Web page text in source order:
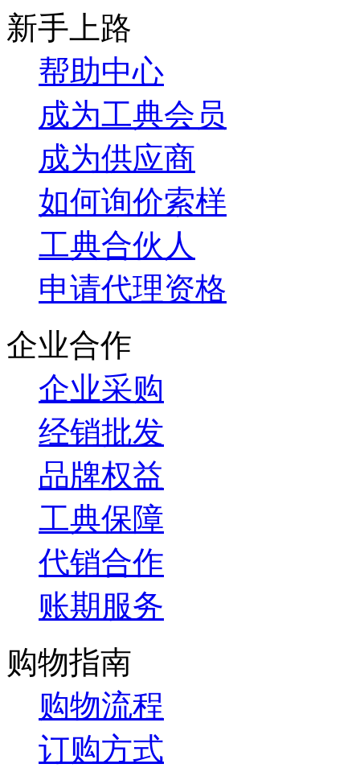
新手上路
帮助中心
成为工典会员
成为供应商
如何询价索样
工典合伙人
申请代理资格
企业合作
企业采购
经销批发
品牌权益
工典保障
代销合作
账期服务
购物指南
购物流程
订购方式